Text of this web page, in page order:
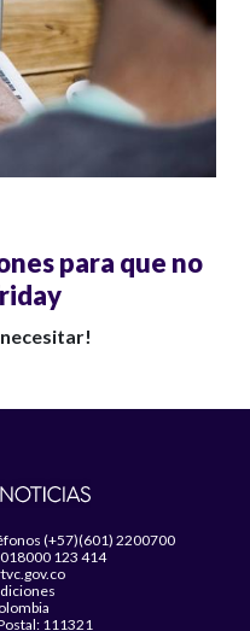
para que no
(+57)(601) 2200700
123 414
111321